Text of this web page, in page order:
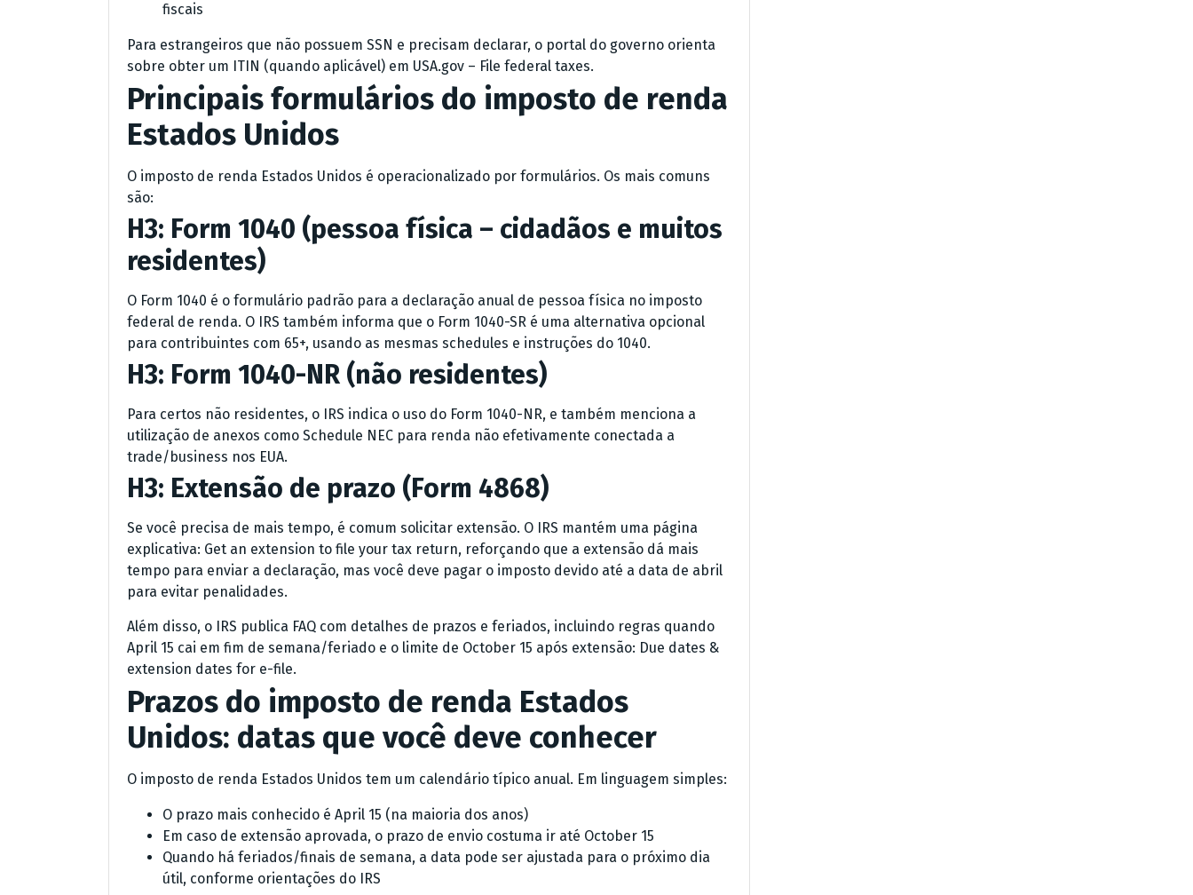
fiscais
Para estrangeiros que não possuem SSN e precisam declarar, o portal do governo orienta
sobre obter um ITIN (quando aplicável) em USA.gov – File federal taxes.
Principais formulários do imposto de renda
Estados Unidos
O imposto de renda Estados Unidos é operacionalizado por formulários. Os mais comuns
são:
H3: Form 1040 (pessoa física – cidadãos e muitos
residentes)
O Form 1040 é o formulário padrão para a declaração anual de pessoa física no imposto
federal de renda. O IRS também informa que o Form 1040-SR é uma alternativa opcional
para contribuintes com 65+, usando as mesmas schedules e instruções do 1040.
H3: Form 1040-NR (não residentes)
Para certos não residentes, o IRS indica o uso do Form 1040-NR, e também menciona a
utilização de anexos como Schedule NEC para renda não efetivamente conectada a
trade/business nos EUA.
H3: Extensão de prazo (Form 4868)
Se você precisa de mais tempo, é comum solicitar extensão. O IRS mantém uma página
explicativa: Get an extension to file your tax return, reforçando que a extensão dá mais
tempo para enviar a declaração, mas você deve pagar o imposto devido até a data de abril
para evitar penalidades.
Além disso, o IRS publica FAQ com detalhes de prazos e feriados, incluindo regras quando
April 15 cai em fim de semana/feriado e o limite de October 15 após extensão: Due dates &
extension dates for e-file.
Prazos do imposto de renda Estados
Unidos: datas que você deve conhecer
O imposto de renda Estados Unidos tem um calendário típico anual. Em linguagem simples:
O prazo mais conhecido é April 15 (na maioria dos anos)
Em caso de extensão aprovada, o prazo de envio costuma ir até October 15
Quando há feriados/finais de semana, a data pode ser ajustada para o próximo dia
útil, conforme orientações do IRS